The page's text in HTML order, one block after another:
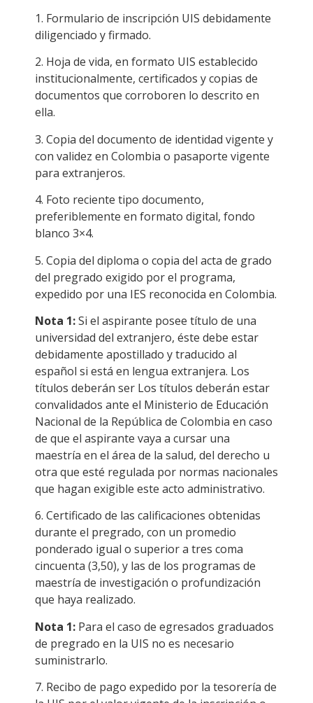
1. Formulario de inscripción UIS debidamente
diligenciado y firmado.
2. Hoja de vida, en formato UIS establecido
institucionalmente, certificados y copias de
documentos que corroboren lo descrito en
ella.
3. Copia del documento de identidad vigente y
con validez en Colombia o pasaporte vigente
para extranjeros.
4. Foto reciente tipo documento,
preferiblemente en formato digital, fondo
blanco 3×4.
5. Copia del diploma o copia del acta de grado
del pregrado exigido por el programa,
expedido por una IES reconocida en Colombia.
Nota 1:Si el aspirante posee título de una
universidad del extranjero, éste debe estar
debidamente apostillado y traducido al
español si está en lengua extranjera. Los
títulos deberán ser Los títulos deberán estar
convalidados ante el Ministerio de Educación
Nacional de la República de Colombia en caso
de que el aspirante vaya a cursar una
maestría en el área de la salud, del derecho u
otra que esté regulada por normas nacionales
que hagan exigible este acto administrativo.
6. Certificado de las calificaciones obtenidas
durante el pregrado, con un promedio
ponderado igual o superior a tres coma
cincuenta (3,50), y las de los programas de
maestría de investigación o profundización
que haya realizado.
Nota 1: Para el caso de egresados graduados
de pregrado en la UIS no es necesario
suministrarlo.
7. Recibo de pago expedido por la tesorería de